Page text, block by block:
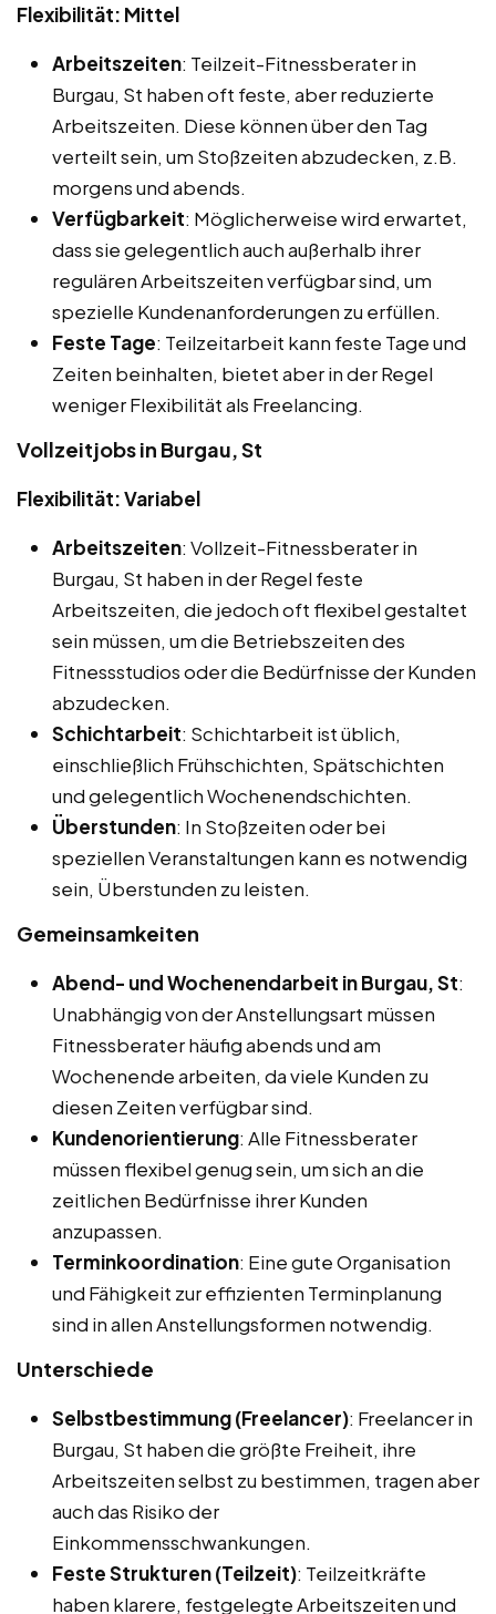
Flexibilität: Mittel
Arbeitszeiten: Teilzeit-Fitnessberater in
Burgau, St haben oft feste, aber reduzierte
Arbeitszeiten. Diese können über den Tag
verteilt sein, um Stoßzeiten abzudecken, z.B.
morgens und abends.
Verfügbarkeit: Möglicherweise wird erwartet,
dass sie gelegentlich auch außerhalb ihrer
regulären Arbeitszeiten verfügbar sind, um
spezielle Kundenanforderungen zu erfüllen.
Feste Tage: Teilzeitarbeit kann feste Tage und
Zeiten beinhalten, bietet aber in der Regel
weniger Flexibilität als Freelancing.
Vollzeitjobs in Burgau, St
Flexibilität: Variabel
Arbeitszeiten: Vollzeit-Fitnessberater in
Burgau, St haben in der Regel feste
Arbeitszeiten, die jedoch oft flexibel gestaltet
sein müssen, um die Betriebszeiten des
Fitnessstudios oder die Bedürfnisse der Kunden
abzudecken.
Schichtarbeit: Schichtarbeit ist üblich,
einschließlich Frühschichten, Spätschichten
und gelegentlich Wochenendschichten.
Überstunden: In Stoßzeiten oder bei
speziellen Veranstaltungen kann es notwendig
sein, Überstunden zu leisten.
Gemeinsamkeiten
Abend- und Wochenendarbeit in Burgau, St:
Unabhängig von der Anstellungsart müssen
Fitnessberater häufig abends und am
Wochenende arbeiten, da viele Kunden zu
diesen Zeiten verfügbar sind.
Kundenorientierung: Alle Fitnessberater
müssen flexibel genug sein, um sich an die
zeitlichen Bedürfnisse ihrer Kunden
anzupassen.
Terminkoordination: Eine gute Organisation
und Fähigkeit zur effizienten Terminplanung
sind in allen Anstellungsformen notwendig.
Unterschiede
Selbstbestimmung (Freelancer): Freelancer in
Burgau, St haben die größte Freiheit, ihre
Arbeitszeiten selbst zu bestimmen, tragen aber
auch das Risiko der
Einkommensschwankungen.
Feste Strukturen (Teilzeit): Teilzeitkräfte
haben klarere, festgelegte Arbeitszeiten und